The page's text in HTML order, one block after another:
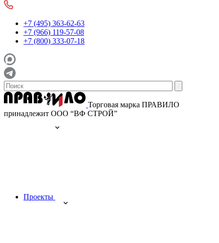
+7 (495) 363-62-63
+7 (966) 119-57-08
+7 (800) 333-07-18
Торговая марка ПРАВИЛО
принадлежит ООО “ВФ СТРОЙ”
Проекты